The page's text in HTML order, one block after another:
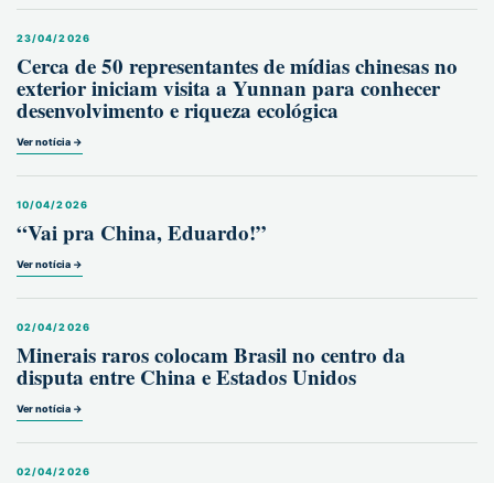
23/04/2026
Cerca de 50 representantes de mídias chinesas no
exterior iniciam visita a Yunnan para conhecer
desenvolvimento e riqueza ecológica
Ver notícia →
10/04/2026
“Vai pra China, Eduardo!”
Ver notícia →
02/04/2026
Minerais raros colocam Brasil no centro da
disputa entre China e Estados Unidos
Ver notícia →
02/04/2026